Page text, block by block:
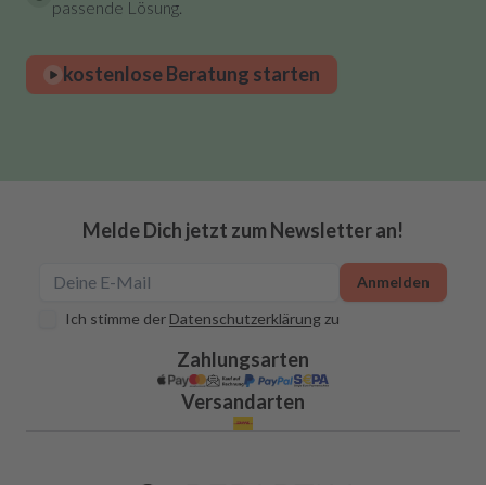
passende Lösung.
kostenlose Beratung starten
Melde Dich jetzt zum Newsletter an!
Ich stimme der Datenschutzerklärung zu
Anmelden
Zahlungsarten
Versandarten